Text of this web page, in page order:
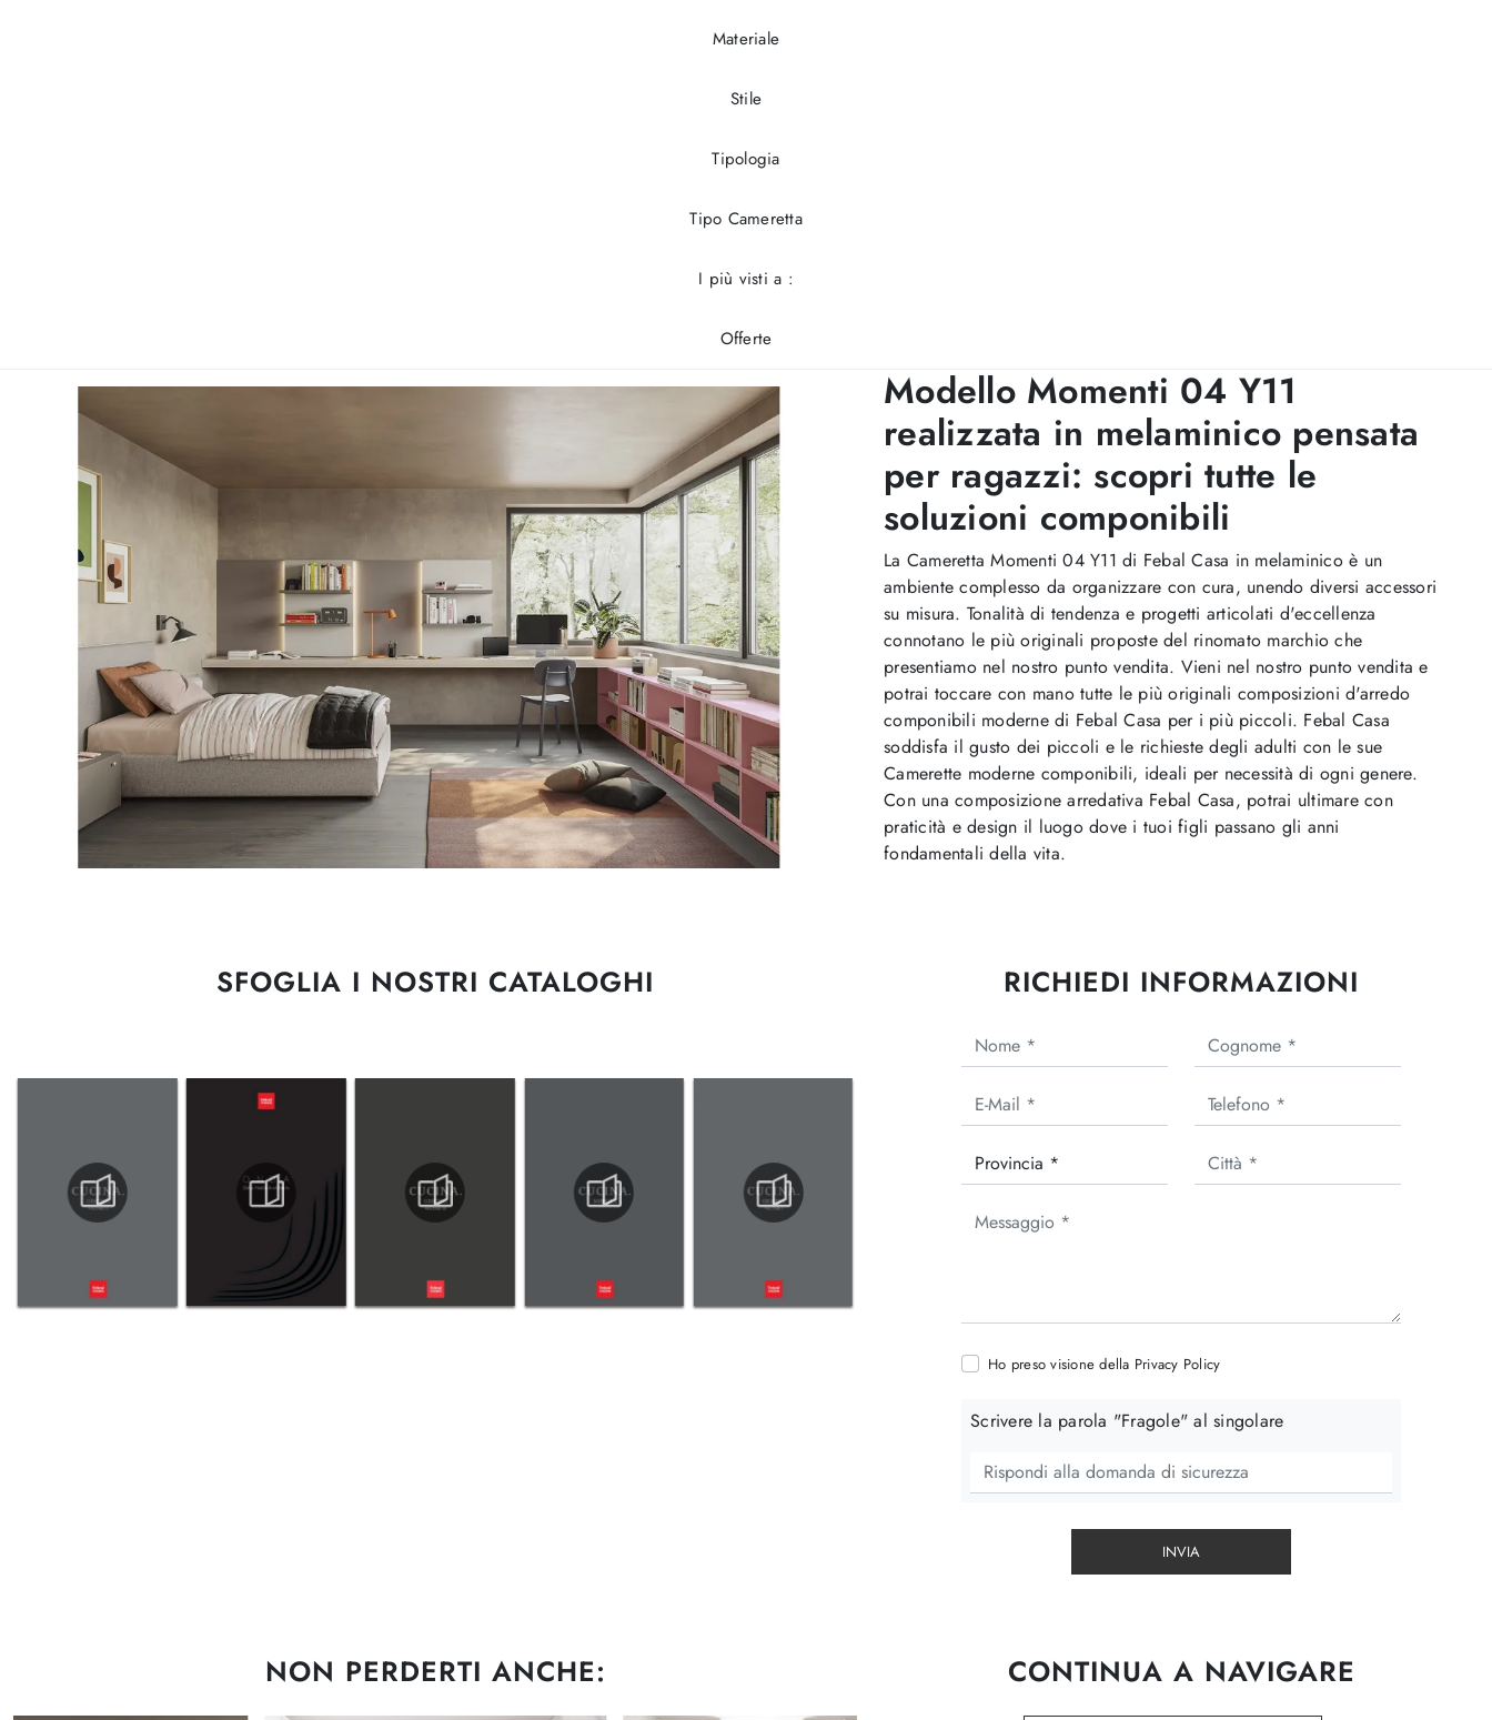
Materiale
Stile
Tipologia
Tipo Cameretta
I più visti a :
Offerte
Modello Momenti 04 Y11
realizzata in melaminico pensata
per ragazzi: scopri tutte le
soluzioni componibili
La Cameretta Momenti 04 Y11 di Febal Casa in melaminico è un
ambiente complesso da organizzare con cura, unendo diversi accessori
su misura. Tonalità di tendenza e progetti articolati d'eccellenza
connotano le più originali proposte del rinomato marchio che
presentiamo nel nostro punto vendita. Vieni nel nostro punto vendita e
potrai toccare con mano tutte le più originali composizioni d'arredo
componibili moderne di Febal Casa per i più piccoli. Febal Casa
soddisfa il gusto dei piccoli e le richieste degli adulti con le sue
Camerette moderne componibili, ideali per necessità di ogni genere.
Con una composizione arredativa Febal Casa, potrai ultimare con
praticità e design il luogo dove i tuoi figli passano gli anni
fondamentali della vita.
SFOGLIA I NOSTRI CATALOGHI RICHIEDI INFORMAZIONI
Ho preso visione della Privacy Policy
Scrivere la parola "Fragole" al singolare
INVIA
NON PERDERTI ANCHE: CONTINUA A NAVIGARE